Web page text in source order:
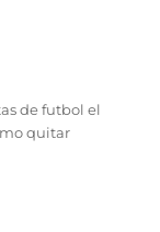
de futbol el
quitar